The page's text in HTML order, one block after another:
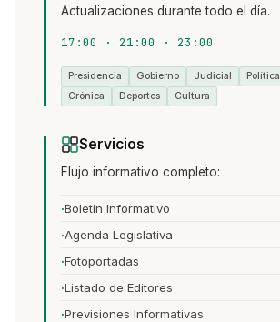
Actualizaciones durante todo el día.
17:00 · 21:00 · 23:00
Presidencia Gobierno Judicial Política
Crónica
Deportes Cultura
Servicios
Flujo informativo completo:
Boletín Informativo
Agenda Legislativa
Fotoportadas
Listado de Editores
Previsiones Informativas